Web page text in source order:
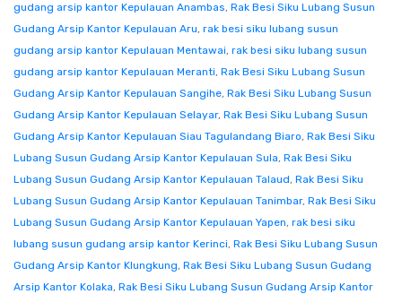
gudang arsip kantor Kepulauan Anambas, Rak Besi Siku Lubang Susun
Gudang Arsip Kantor Kepulauan Aru, rak besi siku lubang susun
gudang arsip kantor Kepulauan Mentawai, rak besi siku lubang susun
gudang arsip kantor Kepulauan Meranti, Rak Besi Siku Lubang Susun
Gudang Arsip Kantor Kepulauan Sangihe, Rak Besi Siku Lubang Susun
Gudang Arsip Kantor Kepulauan Selayar, Rak Besi Siku Lubang Susun
Gudang Arsip Kantor Kepulauan Siau Tagulandang Biaro, Rak Besi Siku
Lubang Susun Gudang Arsip Kantor Kepulauan Sula, Rak Besi Siku
Lubang Susun Gudang Arsip Kantor Kepulauan Talaud, Rak Besi Siku
Lubang Susun Gudang Arsip Kantor Kepulauan Tanimbar, Rak Besi Siku
Lubang Susun Gudang Arsip Kantor Kepulauan Yapen, rak besi siku
lubang susun gudang arsip kantor Kerinci, Rak Besi Siku Lubang Susun
Gudang Arsip Kantor Klungkung, Rak Besi Siku Lubang Susun Gudang
Arsip Kantor Kolaka, Rak Besi Siku Lubang Susun Gudang Arsip Kantor